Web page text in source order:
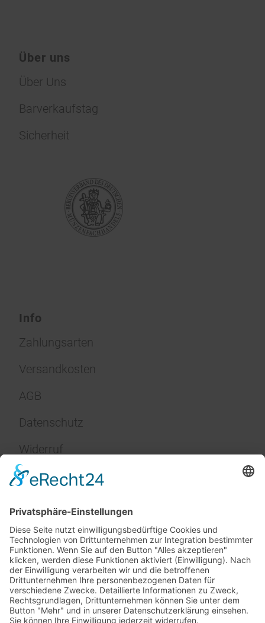
Über uns
Über Uns
Barverkaufstag
Sicherheit
Info
Zahlungsarten
Versandkosten
AGB
Datenschutz
Widerruf
Impressum
Service
FAQ
Zahlungsarten